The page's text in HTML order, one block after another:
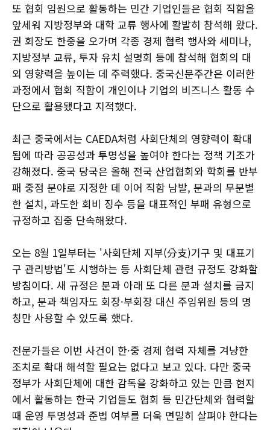
또 협회 임원으로 활동하는 민간 기업인들은 협회 직함을
앞세워 지방정부와 대학 교류 행사에 활발히 참석해 왔다.
권 회장도 한중을 오가며 각종 경제 협력 행사와 세미나,
지방정부 교류, 투자 유치 설명회 등에 참석해 협회의 대
외 영향력을 높이는 데 주력했다. 중국신문주간은 이러한
과정에서 협회 직함이 개인이나 기업의 비즈니스 활동 수
단으로 활용됐다고 지적했다.
최근 중국에서는 CAEDA처럼 사회단체의 영향력이 확대
됨에 따라 공공성과 투명성을 높여야 한다는 정책 기조가
강해졌다. 중국 당국은 올해 전국 산업협회와 학회를 반부
패 중점 분야로 지정한 데 이어 직함 남발, 분과의 무분별
한 설치, 과도한 회비 징수 등을 대표적인 부패 유형으로
규정하고 집중 단속해왔다.
오는 8월 1일부터는 '사회단체 지부(分支)기구 및 대표기
구 관리방법'도 시행하는 등 사회단체 관련 규정도 강화할
방침이다. 새 규정은 분과 아래 또 다른 분과 설치를 금지
하고, 분과 책임자도 회장·부회장 대신 주임위원 등의 명
칭만 사용할 수 있도록 했다.
전문가들은 이번 사건이 한·중 경제 협력 자체를 겨냥한
조치로 확대 해석할 필요는 없다고 보고 있다. 다만 중국
정부가 사회단체에 대한 감독을 강화하고 있는 만큼 현지
에서 활동하는 한국 기업들도 협회 등 민간단체와 협력할
때 운영 투명성과 준법 여부를 더욱 면밀히 살펴야 한다는